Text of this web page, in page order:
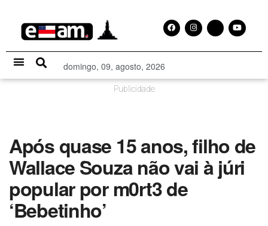
domingo, 09, agosto, 2026
Publicidade
Após quase 15 anos, filho de
Wallace Souza não vai à júri
popular por m0rt3 de
‘Bebetinho’